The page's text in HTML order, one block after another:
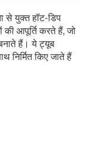
से युक्त हॉट-डिप
आपूर्ति करते हैं, जो
हैं। ये ट्यूब
निर्मित किए जाते हैं